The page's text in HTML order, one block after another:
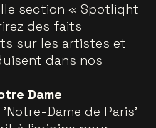
section « Spotlight
des faits
sur les artistes et
dans nos
Dame
Dame de Paris'